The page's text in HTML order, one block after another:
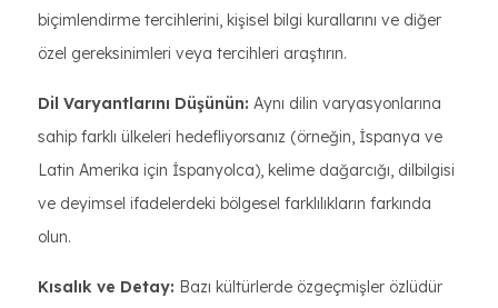
biçimlendirme tercihlerini, kişisel bilgi kurallarını ve diğer
özel gereksinimleri veya tercihleri araştırın.
Dil Varyantlarını Düşünün: Aynı dilin varyasyonlarına
sahip farklı ülkeleri hedefliyorsanız (örneğin, İspanya ve
Latin Amerika için İspanyolca), kelime dağarcığı, dilbilgisi
ve deyimsel ifadelerdeki bölgesel farklılıkların farkında
olun.
Kısalık ve Detay: Bazı kültürlerde özgeçmişler özlüdür